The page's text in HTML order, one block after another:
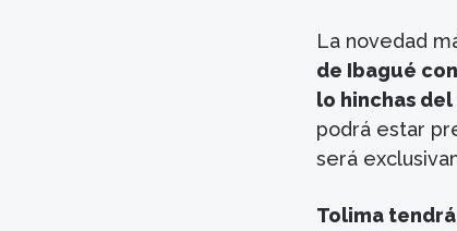
La novedad
de Ibagué
lo hinchas del
podrá estar
será
Tolima